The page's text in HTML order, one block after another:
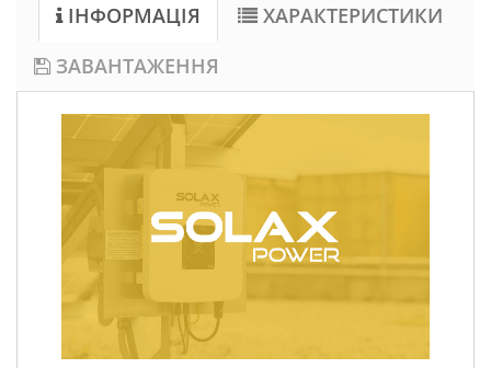
ІНФОРМАЦІЯ
ХАРАКТЕРИСТИКИ
ЗАВАНТАЖЕННЯ